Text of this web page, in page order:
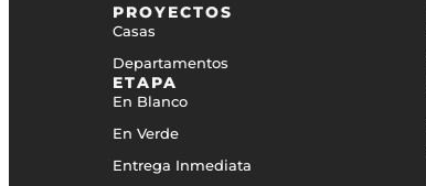
PROYECTOS
Casas
Departamentos
ETAPA
En Blanco
En Verde
Entrega Inmediata